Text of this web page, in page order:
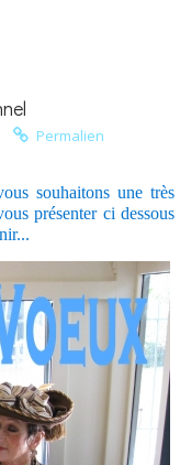
Permalien
souhaitons une très
présenter ci dessous